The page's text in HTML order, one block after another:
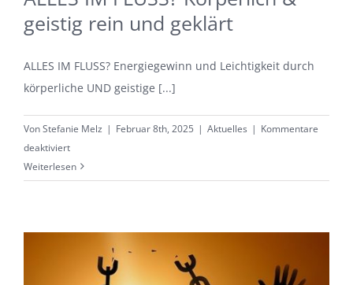
geistig rein und geklärt
ALLES IM FLUSS? Energiegewinn und Leichtigkeit durch
körperliche UND geistige [...]
VonStefanie Melz | Februar 8th, 2025 | Aktuelles | Kommentare
deaktiviertfür
ALLES
IM
geistig
Weiterlesen